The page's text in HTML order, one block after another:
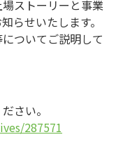
ストーリーと事業
らせいたします。
ついてご説明して
さい。
287571